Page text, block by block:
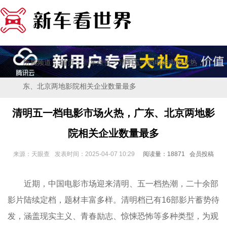
所属频道：首页>新车报价> 清明五一档电影市场火热，广
东、北京两地影院相关企业数量最多
清明五一档电影市场火热，广东、北京两地影
院相关企业数量最多
来源：天眼查 发表时间：2025-04-07 10:29 阅读量：18871 会员投稿
近期，中国电影市场迎来清明、五一档热潮，二十余部
影片陆续定档，题材丰富多样。清明档已有16部影片蓄势待
发，涵盖现实主义、青春励志、惊悚恐怖等多种类型，为观